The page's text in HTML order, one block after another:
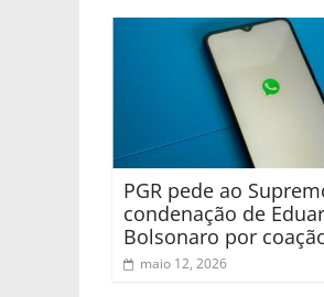
PGR pede ao
condenação de
Bolsonaro por
maio 12, 2026